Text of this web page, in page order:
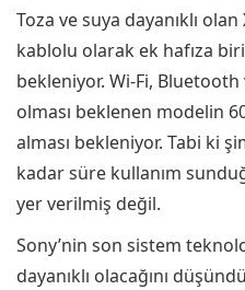
Toza ve suya dayanıklı
kablolu olarak ek hafıza
bekleniyor. Wi-Fi,
olması beklenen modelin
alması bekleniyor. Tabi ki
kadar süre kullanım
yer verilmiş değil.
Sony’nin son sistem
dayanıklı olacağını